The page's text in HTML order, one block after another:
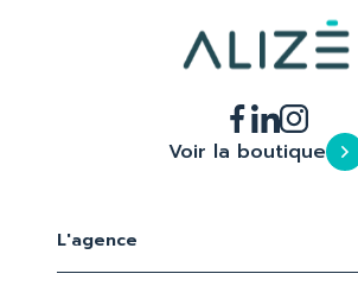
Voir la boutique
L'agence